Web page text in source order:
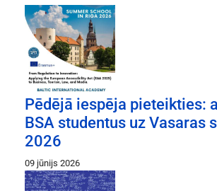
Pēdējā iespēja pieteikties:
BSA studentus uz Vasaras
2026
09 jūnijs 2026